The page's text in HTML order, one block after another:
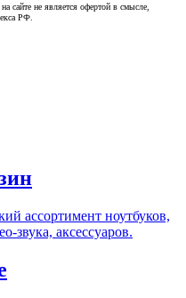
сайте не является офертой в смысле,
РФ.
ассортимент ноутбуков,
звука, аксессуаров.